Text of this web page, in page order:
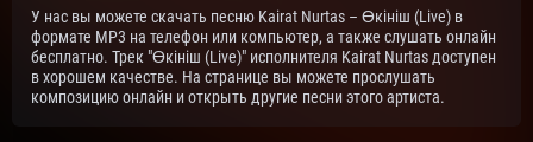
У нас вы можете скачать песню Kairat Nurtas – Өкініш (Live) в
формате MP3 на телефон или компьютер, а также слушать онлайн
бесплатно. Трек "Өкініш (Live)" исполнителя Kairat Nurtas доступен
в хорошем качестве. На странице вы можете прослушать
композицию онлайн и открыть другие песни этого артиста.